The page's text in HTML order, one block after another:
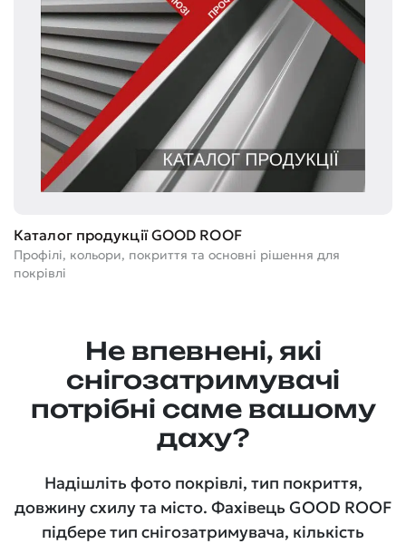
Каталог продукції GOOD ROOF
Профілі, кольори, покриття та основні рішення для
покрівлі
Не впевнені, які
снігозатримувачі
потрібні саме вашому
даху?
Надішліть фото покрівлі, тип покриття,
довжину схилу та місто. Фахівець GOOD ROOF
підбере тип снігозатримувача, кількість